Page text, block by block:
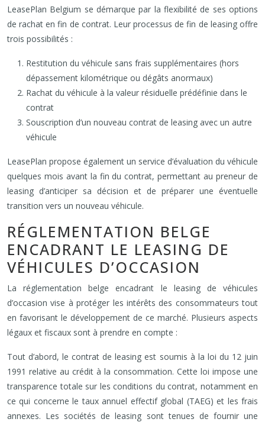
LeasePlan Belgium se démarque par la flexibilité de ses options
de rachat en fin de contrat. Leur processus de fin de leasing offre
trois possibilités :
Restitution du véhicule sans frais supplémentaires (hors
dépassement kilométrique ou dégâts anormaux)
Rachat du véhicule à la valeur résiduelle prédéfinie dans le
contrat
Souscription d’un nouveau contrat de leasing avec un autre
véhicule
LeasePlan propose également un service d’évaluation du véhicule
quelques mois avant la fin du contrat, permettant au preneur de
leasing d’anticiper sa décision et de préparer une éventuelle
transition vers un nouveau véhicule.
RÉGLEMENTATION BELGE
ENCADRANT LE LEASING DE
VÉHICULES D’OCCASION
La réglementation belge encadrant le leasing de véhicules
d’occasion vise à protéger les intérêts des consommateurs tout
en favorisant le développement de ce marché. Plusieurs aspects
légaux et fiscaux sont à prendre en compte :
Tout d’abord, le contrat de leasing est soumis à la loi du 12 juin
1991 relative au crédit à la consommation. Cette loi impose une
transparence totale sur les conditions du contrat, notamment en
ce qui concerne le taux annuel effectif global (TAEG) et les frais
annexes. Les sociétés de leasing sont tenues de fournir une